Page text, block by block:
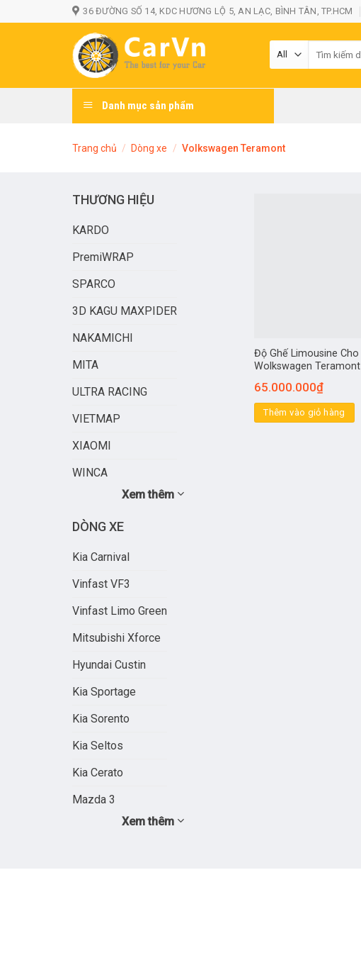
to
36 ĐƯỜNG SỐ 14, KDC HƯƠNG LỘ 5, AN LẠC, BÌNH TÂN, TP.HCM
Danh mục sản phẩm
Trang chủ / Dòng xe / Volkswagen Teramont
THƯƠNG HIỆU
KARDO
PremiWRAP
SPARCO
3D KAGU MAXPIDER
NAKAMICHI
MITA
ULTRA RACING
VIETMAP
XIAOMI
WINCA
Xem thêm
DÒNG XE
Kia Carnival
Vinfast VF3
Vinfast Limo Green
Mitsubishi Xforce
Hyundai Custin
Kia Sportage
Kia Sorento
Kia Seltos
Kia Cerato
Mazda 3
Xem thêm
Độ Ghế Limousine Cho
Wolkswagen Teramont
65.000.000₫
Thêm vào giỏ hàng